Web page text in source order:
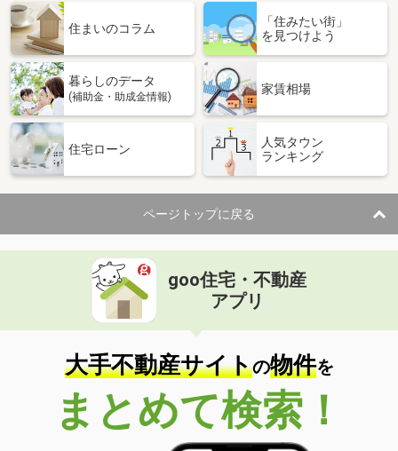
住まいのコラム
「住みたい街」
を見つけよう
暮らしのデータ
(補助金・助成金情報)
家賃相場
住宅ローン
人気タウン
ランキング
ページトップに戻る
goo住宅・不動産
アプリ
大手不動産サイトの物件を
まとめて検索！